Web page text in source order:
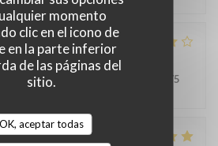
momento
clic en el icono de
en la parte inferior
de las páginas del
sitio.
OK, aceptar todas
8
Menú /5